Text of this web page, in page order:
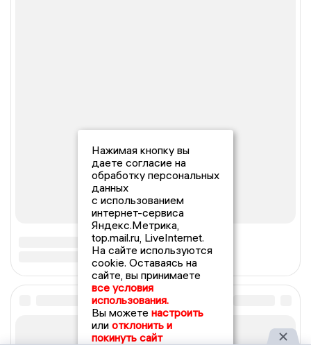
Нажимая кнопку вы
даете согласие на
обработку персональных
данных
с использованием
интернет-сервиса
Яндекс.Метрика,
top.mail.ru, LiveInternet.
На сайте используются
cookie. Оставаясь на
сайте, вы принимаете
все условия
использования.
Вы можете настроить
или отклонить и
покинуть сайт